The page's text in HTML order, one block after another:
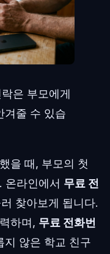
은 부모에게
겨줄 수 있습
을 때, 부모의 첫
온라인에서 무료 전
찾아보게 됩니다.
하며, 무료 전화번
지 않은 학교 친구